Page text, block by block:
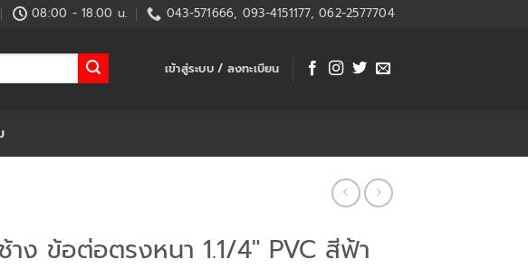
08:00 - 18.00 น. 043-571666, 093-4151177, 062-2577704
เข้าสู่ระบบ / ลงทะเบียน
ช้าง ข้อต่อตรงหนา 1.1/4″ PVC สีฟ้า